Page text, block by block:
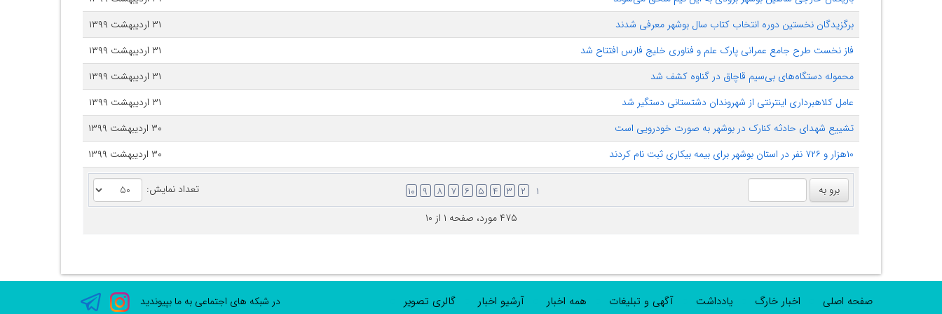
برگزیدگان نخستین دوره انتخاب کتاب سال بوشهر معرفی شدند
۳۱ اردیبهشت ۱۳۹۹
فاز نخست طرح جامع عمرانی پارک علم و فناوری خلیج فارس افتتاح شد
۳۱ اردیبهشت ۱۳۹۹
محموله دستگاه‌های بی‌سیم قاچاق در گناوه کشف شد
۳۱ اردیبهشت ۱۳۹۹
عامل کلاهبرداری اینترنتی از شهروندان دشتستانی دستگیر شد
۳۱ اردیبهشت ۱۳۹۹
تشییع شهدای حادثه کنارک در بوشهر به صورت خودرویی است
۳۰ اردیبهشت ۱۳۹۹
۱۰هزار و ۷۲۶ نفر در استان بوشهر برای بیمه بیکاری ثبت نام کردند
۳۰ اردیبهشت ۱۳۹۹
تعداد نمایش: ۱ ۲ ۳ ۴ ۵ ۶ ۷ ۸ ۹ ۱۰
۴۷۵ مورد، صفحه ۱ از ۱۰
صفحه اصلی اخبار خارگ یادداشت آگهی و تبلیغات همه اخبار آرشیو اخبار گالری تصویر در شبکه های اجتماعی به ما بپیوندید